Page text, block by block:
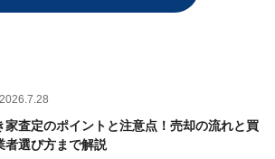
2026.7.28
家査定のポイントと注意点！売却の流れと買
者選び方まで解説